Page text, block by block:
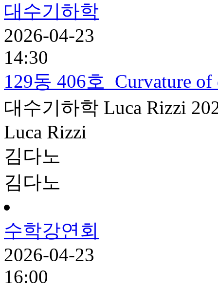
대수기하학
2026-04-23
14:30
129동 406호 Curvature of
대수기하학 Luca Rizzi
Luca Rizzi
김다노
김다노
수학강연회
2026-04-23
16:00